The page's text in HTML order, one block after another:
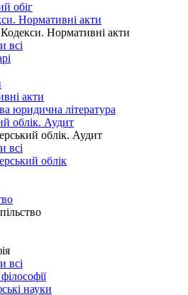
обіг
Нормативні акти
Нормативні акти
всі
акти
юридична література
облік. Аудит
облік. Аудит
всі
облік
всі
науки